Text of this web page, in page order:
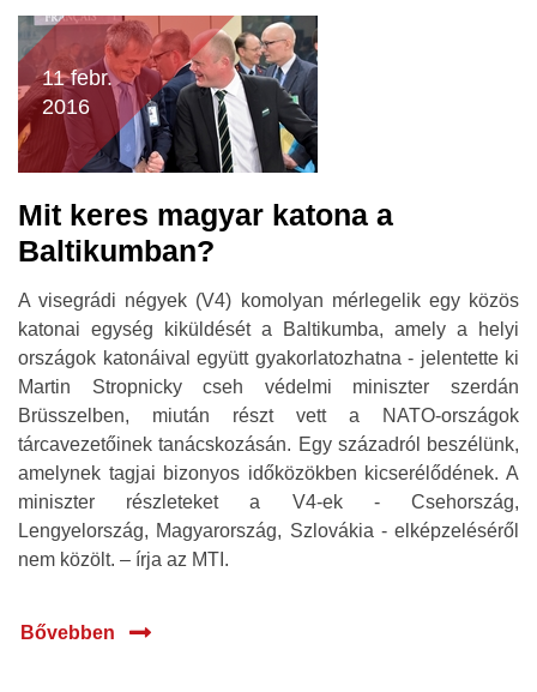
11 febr.
2016
Mit keres magyar katona a
Baltikumban?
A visegrádi négyek (V4) komolyan mérlegelik egy közös
katonai egység kiküldését a Baltikumba, amely a helyi
országok katonáival együtt gyakorlatozhatna - jelentette ki
Martin Stropnicky cseh védelmi miniszter szerdán
Brüsszelben, miután részt vett a NATO-országok
tárcavezetőinek tanácskozásán. Egy századról beszélünk,
amelynek tagjai bizonyos időközökben kicserélődének. A
miniszter részleteket a V4-ek - Csehország,
Lengyelország, Magyarország, Szlovákia - elképzeléséről
nem közölt. – írja az MTI.
Bővebben